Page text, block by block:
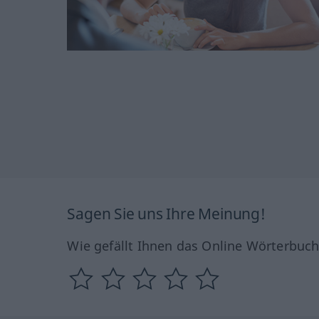
Sagen Sie uns Ihre Meinung!
Wie gefällt Ihnen das Online